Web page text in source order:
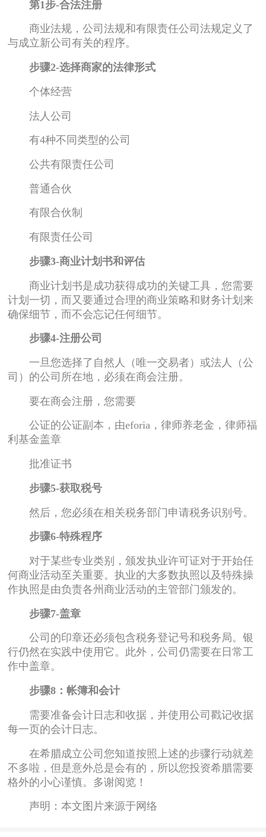
第1步-合法注册
商业法规，公司法规和有限责任公司法规定义了
与成立新公司有关的程序。
步骤2-选择商家的法律形式
个体经营
法人公司
有4种不同类型的公司
公共有限责任公司
普通合伙
有限合伙制
有限责任公司
步骤3-商业计划书和评估
商业计划书是成功获得成功的关键工具，您需要
计划一切，而又要通过合理的商业策略和财务计划来
确保细节，而不会忘记任何细节。
步骤4-注册公司
一旦您选择了自然人（唯一交易者）或法人（公
司）的公司所在地，必须在商会注册。
要在商会注册，您需要
公证的公证副本，由eforia，律师养老金，律师福
利基金盖章
批准证书
步骤5-获取税号
然后，您必须在相关税务部门申请税务识别号。
步骤6-特殊程序
对于某些专业类别，颁发执业许可证对于开始任
何商业活动至关重要。执业的大多数执照以及特殊操
作执照是由负责各州商业活动的主管部门颁发的。
步骤7-盖章
公司的印章还必须包含税务登记号和税务局。银
行仍然在实践中使用它。此外，公司仍需要在日常工
作中盖章。
步骤8：帐簿和会计
需要准备会计日志和收据，并使用公司戳记收据
每一页的会计日志。
在希腊成立公司您知道按照上述的步骤行动就差
不多啦，但是意外总是会有的，所以您投资希腊需要
格外的小心谨慎。多谢阅览！
声明：本文图片来源于网络